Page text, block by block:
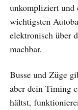
unkompliziert und
wichtigsten
elektronisch über
machbar.
Busse und Züge
aber dein Timing
hältst,